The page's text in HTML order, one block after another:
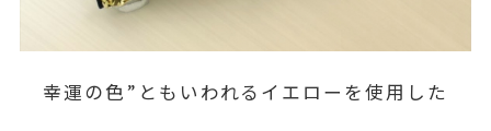
幸運の色”ともいわれるイエローを使用した